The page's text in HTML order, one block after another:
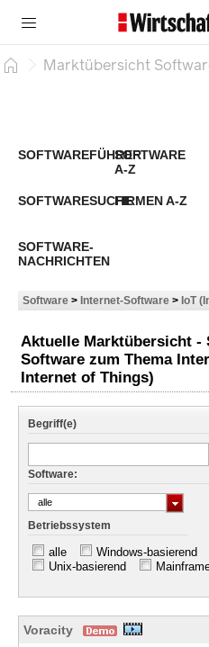
Marktübersicht
SOFTWAREFÜHRERSOFTWARE
A-Z
SOFTWARESUCHEFIRMEN A-Z
SOFTWARE-
NACHRICHTEN
Software > Internet-Software > IoT
Aktuelle Marktübersicht -
Software zum Thema
Internet of Things)
Begriff(e)
Software:
alle
Betriebssystem
alle Windows-basierend
Unix-basierend
Voracity